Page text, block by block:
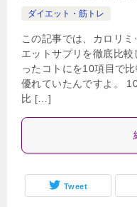
ダイエット・筋トレ
この記事では、カロリ
エットサプリを徹底比
ったコトにを10項目で
優れていたんですよ。
比 […]
Tweet